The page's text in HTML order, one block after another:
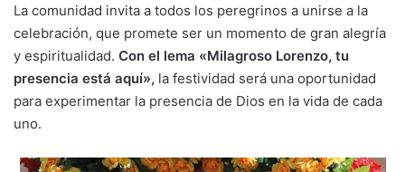
La comunidad invita a todos los peregrinos a unirse a la
celebración, que promete ser un momento de gran alegría
y espiritualidad. Con el lema «Milagroso Lorenzo, tu
presencia está aquí», la festividad será una oportunidad
para experimentar la presencia de Dios en la vida de cada
uno.